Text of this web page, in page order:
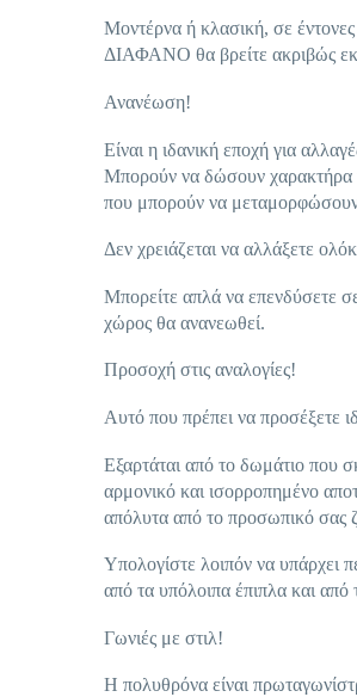
Μοντέρνα ή κλασική, σε
ΔΙΑΦΑΝΟ θα βρείτε ακριβώς
Ανανέωση!
Είναι η ιδανική εποχή για
Μπορούν να δώσουν χαρακτήρα
που μπορούν να
Δεν χρειάζεται να αλλάξετε
Μπορείτε απλά να επενδύσετε
χώρος θα ανανεωθεί.
Προσοχή στις αναλογίες!
Αυτό που πρέπει να προσέξετε
Εξαρτάται από το δωμάτιο που
αρμονικό και ισορροπημένο
απόλυτα από το προσωπικό σας
Υπολογίστε λοιπόν να υπάρχει
από τα υπόλοιπα έπιπλα και από
Γωνιές με στιλ!
Η πολυθρόνα είναι